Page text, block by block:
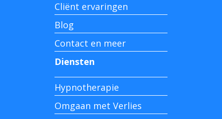
Cliënt ervaringen
Blog
Contact en meer
Diensten
Hypnotherapie
Omgaan met Verlies